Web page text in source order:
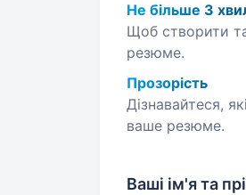
Не більше 3
Щоб створити
резюме.
Прозорість
Дізнавайтеся,
ваше резюме.
Ваші ім'я та